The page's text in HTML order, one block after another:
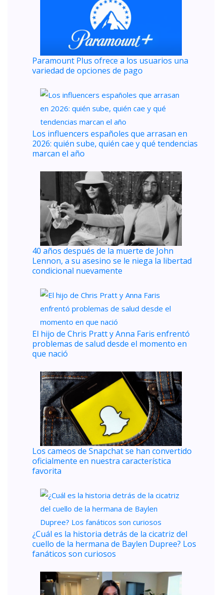
Paramount Plus ofrece a los usuarios una
variedad de opciones de pago
Los influencers españoles que arrasan en
2026: quién sube, quién cae y qué tendencias
marcan el año
40 años después de la muerte de John
Lennon, a su asesino se le niega la libertad
condicional nuevamente
El hijo de Chris Pratt y Anna Faris enfrentó
problemas de salud desde el momento en
que nació
Los cameos de Snapchat se han convertido
oficialmente en nuestra característica
favorita
¿Cuál es la historia detrás de la cicatriz del
cuello de la hermana de Baylen Dupree? Los
fanáticos son curiosos